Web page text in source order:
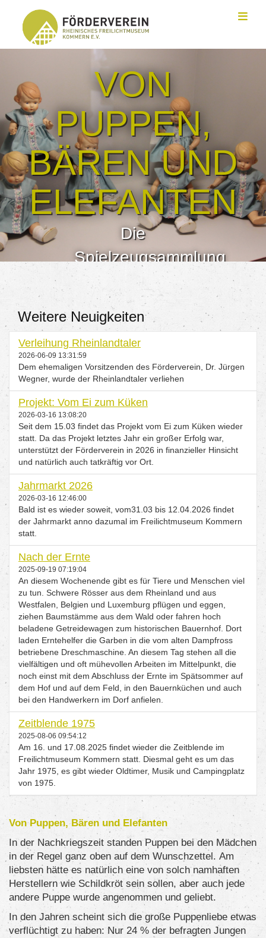
VON
PUPPEN,
BÄREN UND
ELEFANTEN
Die
Spielzeugsammlung
Kox
Weitere Neuigkeiten
Verleihung Rheinlandtaler
2026-06-09 13:31:59
Dem ehemaligen Vorsitzenden des Förderverein, Dr. Jürgen
Wegner, wurde der Rheinlandtaler verliehen
Projekt: Vom Ei zum Küken
2026-03-16 13:08:20
Seit dem 15.03 findet das Projekt vom Ei zum Küken wieder
statt. Da das Projekt letztes Jahr ein großer Erfolg war,
unterstützt der Förderverein in 2026 in finanzieller Hinsicht
und natürlich auch tatkräftig vor Ort.
Jahrmarkt 2026
2026-03-16 12:46:00
Bald ist es wieder soweit, vom31.03 bis 12.04.2026 findet
der Jahrmarkt anno dazumal im Freilichtmuseum Kommern
statt.
Nach der Ernte
2025-09-19 07:19:04
An diesem Wochenende gibt es für Tiere und Menschen viel
zu tun. Schwere Rösser aus dem Rheinland und aus
Westfalen, Belgien und Luxemburg pflügen und eggen,
ziehen Baumstämme aus dem Wald oder fahren hoch
beladene Getreidewagen zum historischen Bauernhof. Dort
laden Erntehelfer die Garben in die vom alten Dampfross
betriebene Dreschmaschine. An diesem Tag stehen all die
vielfältigen und oft mühevollen Arbeiten im Mittelpunkt, die
noch einst mit dem Abschluss der Ernte im Spätsommer auf
dem Hof und auf dem Feld, in den Bauernküchen und auch
bei den Handwerkern im Dorf anfielen.
Zeitblende 1975
2025-08-06 09:54:12
Am 16. und 17.08.2025 findet wieder die Zeitblende im
Freilichtmuseum Kommern statt. Diesmal geht es um das
Jahr 1975, es gibt wieder Oldtimer, Musik und Campingplatz
von 1975.
Von Puppen, Bären und Elefanten
In der Nachkriegszeit standen Puppen bei den Mädchen
in der Regel ganz oben auf dem Wunschzettel. Am
liebsten hätte es natürlich eine von solch namhaften
Herstellern wie Schildkröt sein sollen, aber auch jede
andere Puppe wurde angenommen und geliebt.
In den Jahren scheint sich die große Puppenliebe etwas
verflüchtigt zu haben: Nur 24 % der befragten Jungen